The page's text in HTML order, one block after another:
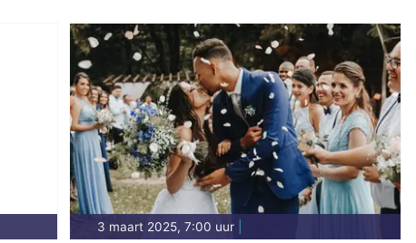
3 maart 2025, 7:00 uur|